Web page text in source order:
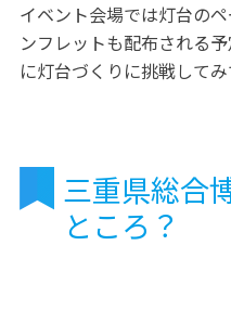
イベント会場では灯台の
ンフレットも配布される
に灯台づくりに挑戦して
三重県総合
ところ？